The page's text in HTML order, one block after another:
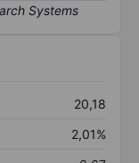
20,18
2,01%